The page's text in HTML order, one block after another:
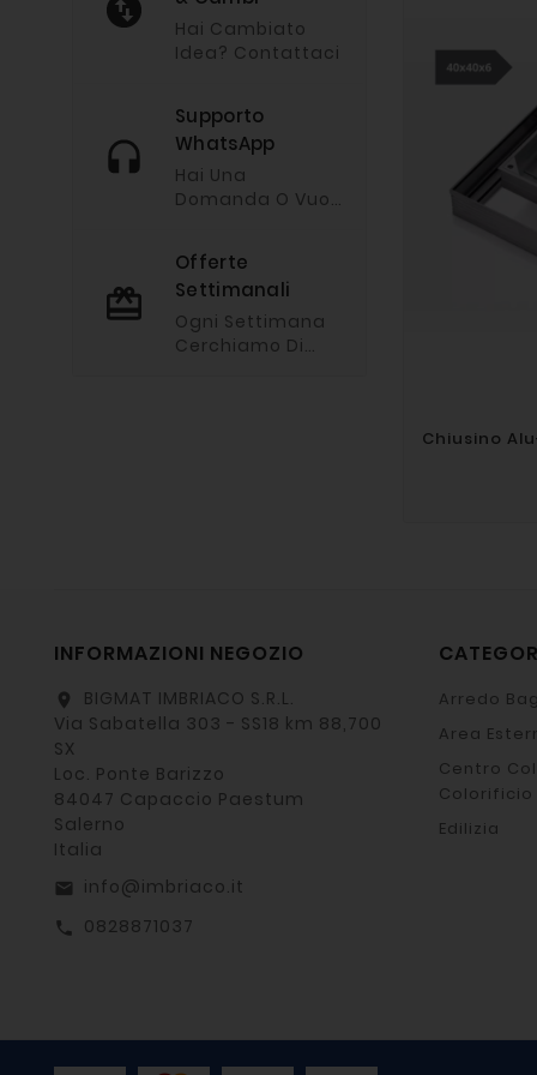
Hai Cambiato
Idea? Contattaci
Supporto
WhatsApp
Hai Una
Domanda O Vuoi
Imviaci Un
Messaggio Via
Whatsapp
Offerte
Settimanali
Ogni Settimana
Cerchiamo Di
Chiusino
INFORMAZIONI NEGOZIO
location_on
BIGMAT IMBRIACO S.R.L.
Via Sabatella 303 - SS18 km 88,700
SX
Loc. Ponte Barizzo
84047 Capaccio Paestum
Salerno
Italia
email info@imbriaco.it
call 0828871037
Arredo
Area
Centro
Colorificio
Edilizia